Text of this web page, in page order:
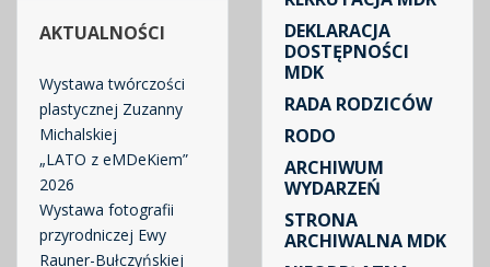
AKTUALNOŚCI
Wystawa twórczości
plastycznej Zuzanny
Michalskiej
„LATO z eMDeKiem”
2026
Wystawa fotografii
przyrodniczej Ewy
Rauner-Bułczyńskiej
DEKLARACJA
DOSTĘPNOŚCI
MDK
RADA RODZICÓW
RODO
ARCHIWUM
WYDARZEŃ
STRONA
ARCHIWALNA MDK